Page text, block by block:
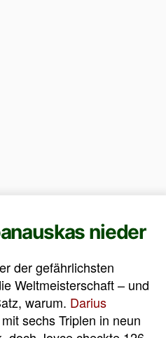
nieder
der gefährlichsten
Weltmeisterschaft – und
warum. Darius
sechs Triplen in neun